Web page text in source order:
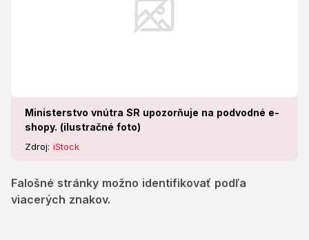
Ministerstvo vnútra SR upozorňuje na podvodné e-
shopy. (ilustračné foto)
Zdroj: iStock
Falošné stránky možno identifikovať podľa
viacerých znakov.